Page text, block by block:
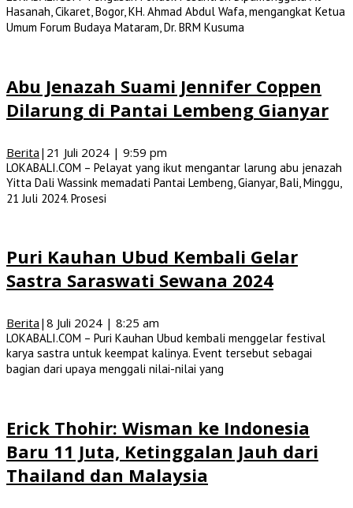
Hasanah, Cikaret, Bogor, KH. Ahmad Abdul Wafa, mengangkat Ketua
Umum Forum Budaya Mataram, Dr. BRM Kusuma
Abu Jenazah Suami Jennifer Coppen
Dilarung di Pantai Lembeng Gianyar
Berita | 21 Juli 2024 | 9:59 pm
LOKABALI.COM – Pelayat yang ikut mengantar larung abu jenazah
Yitta Dali Wassink memadati Pantai Lembeng, Gianyar, Bali, Minggu,
21 Juli 2024. Prosesi
Puri Kauhan Ubud Kembali Gelar
Sastra Saraswati Sewana 2024
Berita | 8 Juli 2024 | 8:25 am
LOKABALI.COM – Puri Kauhan Ubud kembali menggelar festival
karya sastra untuk keempat kalinya. Event tersebut sebagai
bagian dari upaya menggali nilai-nilai yang
Erick Thohir: Wisman ke Indonesia
Baru 11 Juta, Ketinggalan Jauh dari
Thailand dan Malaysia